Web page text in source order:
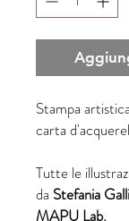
Stampa
carta
Tutte le
da Stefania
MAPU Lab.